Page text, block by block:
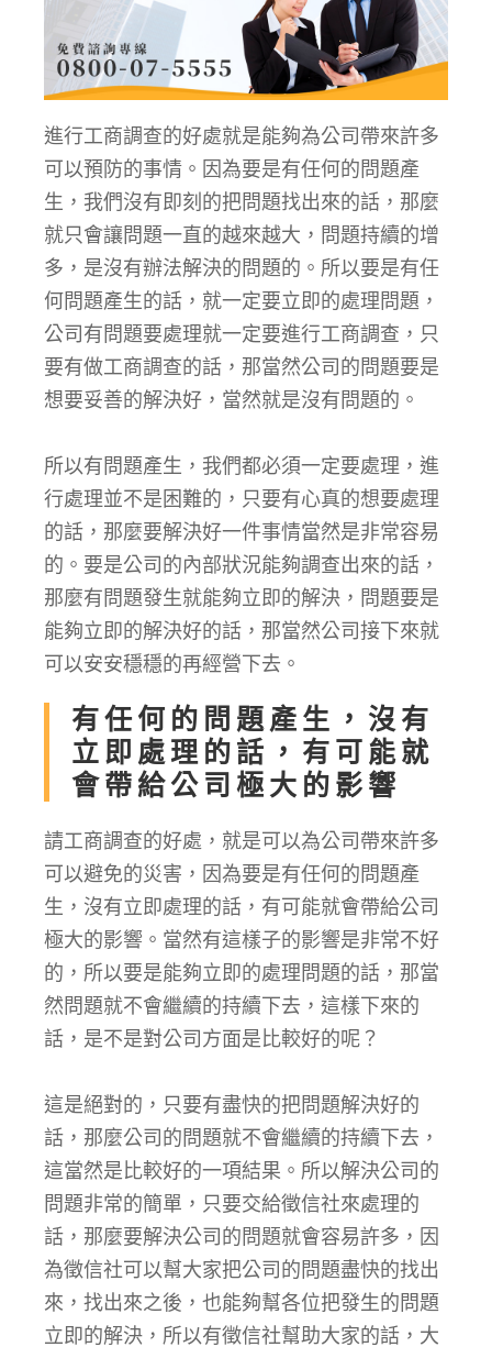
進行工商調查的好處就是能夠為公司帶來許多
可以預防的事情。因為要是有任何的問題產
生，我們沒有即刻的把問題找出來的話，那麼
就只會讓問題一直的越來越大，問題持續的增
多，是沒有辦法解決的問題的。所以要是有任
何問題產生的話，就一定要立即的處理問題，
公司有問題要處理就一定要進行工商調查，只
要有做工商調查的話，那當然公司的問題要是
想要妥善的解決好，當然就是沒有問題的。
所以有問題產生，我們都必須一定要處理，進
行處理並不是困難的，只要有心真的想要處理
的話，那麼要解決好一件事情當然是非常容易
的。要是公司的內部狀況能夠調查出來的話，
那麼有問題發生就能夠立即的解決，問題要是
能夠立即的解決好的話，那當然公司接下來就
可以安安穩穩的再經營下去。
有任何的問題產生，沒有
立即處理的話，有可能就
會帶給公司極大的影響
請工商調查的好處，就是可以為公司帶來許多
可以避免的災害，因為要是有任何的問題產
生，沒有立即處理的話，有可能就會帶給公司
極大的影響。當然有這樣子的影響是非常不好
的，所以要是能夠立即的處理問題的話，那當
然問題就不會繼續的持續下去，這樣下來的
話，是不是對公司方面是比較好的呢？
這是絕對的，只要有盡快的把問題解決好的
話，那麼公司的問題就不會繼續的持續下去，
這當然是比較好的一項結果。所以解決公司的
問題非常的簡單，只要交給徵信社來處理的
話，那麼要解決公司的問題就會容易許多，因
為徵信社可以幫大家把公司的問題盡快的找出
來，找出來之後，也能夠幫各位把發生的問題
立即的解決，所以有徵信社幫助大家的話，大